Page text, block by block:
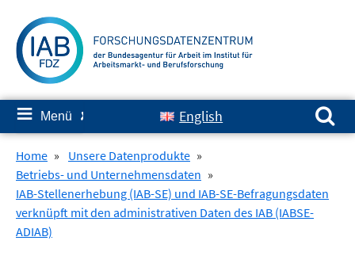
zum
Inhalt
≡ Menü ✘ English
Suchen nach:
Home » Unsere Datenprodukte »
Betriebs- und Unternehmensdaten »
IAB-Stellenerhebung (IAB-SE) und IAB-SE-Befragungsdaten
verknüpft mit den administrativen Daten des IAB (IABSE-
ADIAB)